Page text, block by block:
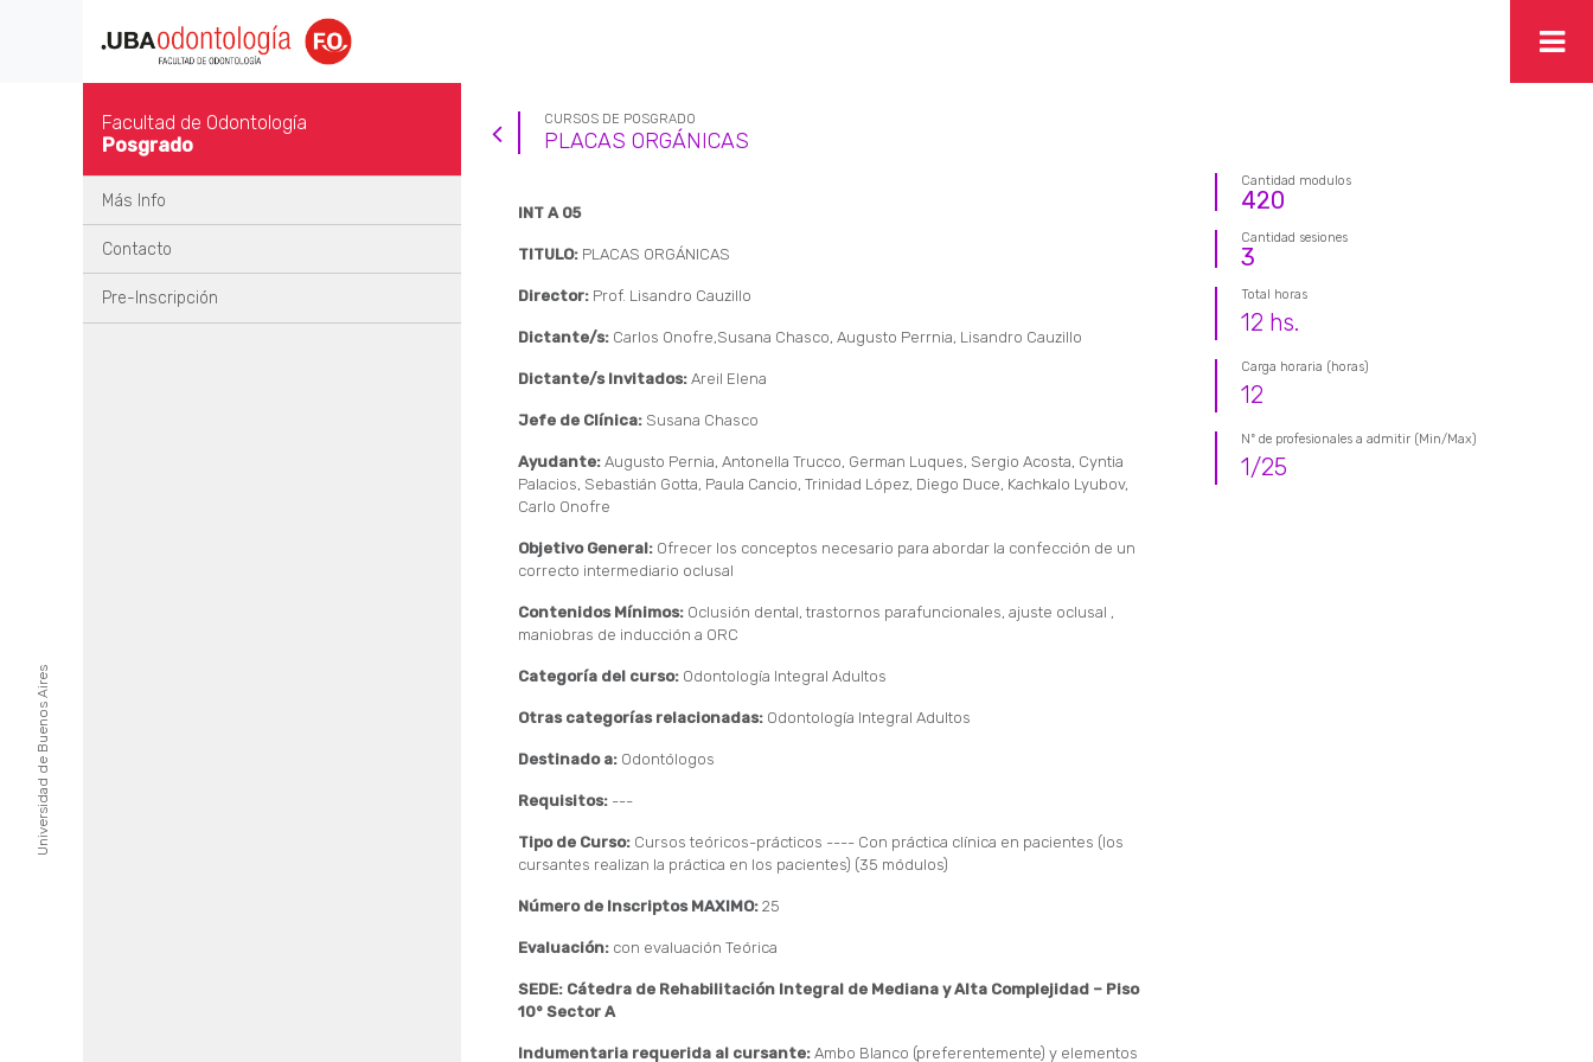
Universidad de Buenos Aires
Facultad de Odontología
Posgrado
Más Info
Contacto
Pre-Inscripción
CURSOS DE POSGRADO
PLACAS ORGÁNICAS
INT A 05
TITULO: PLACAS ORGÁNICAS
Director: Prof. Lisandro Cauzillo
Dictante/s: Carlos Onofre,Susana Chasco, Augusto Perrnia, Lisandro Cauzillo
Dictante/s Invitados: Areil Elena
Jefe de Clínica:Susana Chasco
Ayudante:Augusto Pernia, Antonella Trucco, German Luques, Sergio Acosta, Cyntia
Palacios, Sebastián Gotta, Paula Cancio, Trinidad López, Diego Duce, Kachkalo Lyubov,
Carlo Onofre
Objetivo General:Ofrecer los conceptos necesario para abordar la confección de un
correcto intermediario oclusal
Contenidos Mínimos:Oclusión dental, trastornos parafuncionales, ajuste oclusal ,
maniobras de inducción a ORC
Categoría del curso:Odontología Integral Adultos
Otras categorías relacionadas: Odontología Integral Adultos
Destinado a:Odontólogos
Requisitos:---
Tipo de Curso: Cursos teóricos-prácticos ---- Con práctica clínica en pacientes (los
cursantes realizan la práctica en los pacientes) (35 módulos)
Número de Inscriptos MAXIMO: 25
Evaluación:con evaluación Teórica
SEDE: Cátedra de Rehabilitación Integral de Mediana y Alta Complejidad – Piso
10° Sector A
Indumentaria requerida al cursante:Ambo Blanco (preferentemente) y elementos
Cantidad modulos
420
Cantidad sesiones
3
Total horas
12 hs.
Carga horaria (horas)
12
Nº de profesionales a admitir (Min/Max)
1/25